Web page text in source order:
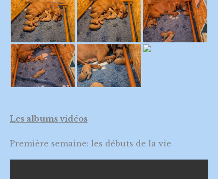
Les albums vidéos
Première semaine: les débuts de la vie